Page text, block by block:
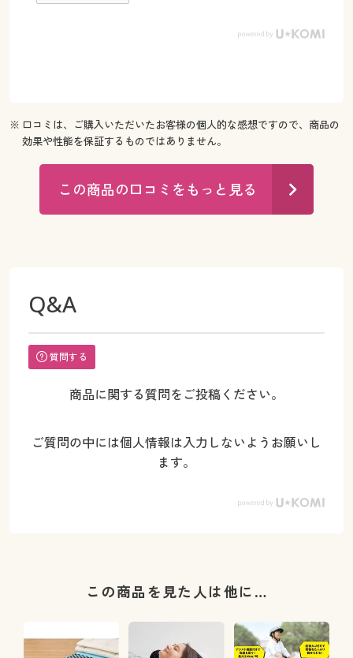
※ 口コミは、ご購入いただいたお客様の個人的な感想ですので、商品の
効果や性能を保証するものではありません。
この商品の口コミをもっと見る
Q&A
質問する
商品に関する質問をご投稿ください。
ご質問の中には個人情報は入力しないようお願いし
ます。
この商品を見た人は他に…